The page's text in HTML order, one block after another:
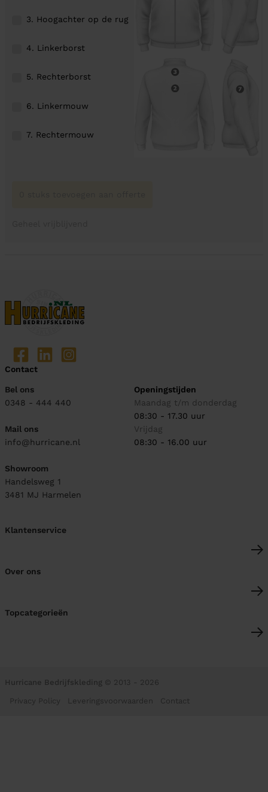
3. Hoogachter op de rug
4. Linkerborst
5. Rechterborst
6. Linkermouw
7. Rechtermouw
Contact
Bel ons
0348 - 444 440
Mail ons
info@hurricane.nl
Showroom
Handelsweg 1
3481 MJ Harmelen
Openingstijden
Maandag t/m donderdag
08:30 - 17.30 uur
Vrijdag
08:30 - 16.00 uur
Klantenservice
Over ons
Topcategorieën
Hurricane Bedrijfskleding © 2013 - 2026
Privacy Policy Leveringsvoorwaarden Contact